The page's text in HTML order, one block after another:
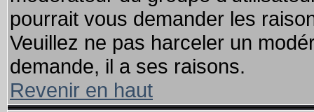
pourrait vous demander les
Veuillez ne pas harceler un
demande, il a ses raisons.
Revenir en haut